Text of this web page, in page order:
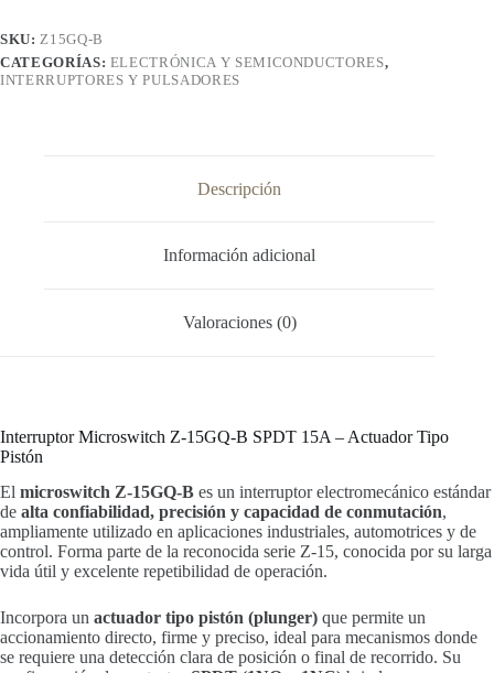
SKU: Z15GQ-B
CATEGORÍAS: ELECTRÓNICA Y SEMICONDUCTORES,
INTERRUPTORES Y PULSADORES
Descripción
Información adicional
Valoraciones (0)
Interruptor Microswitch Z-15GQ-B SPDT 15A – Actuador Tipo
Pistón
El microswitch Z-15GQ-B es un interruptor electromecánico estándar
de alta confiabilidad, precisión y capacidad de conmutación,
ampliamente utilizado en aplicaciones industriales, automotrices y de
control. Forma parte de la reconocida serie Z-15, conocida por su larga
vida útil y excelente repetibilidad de operación.
Incorpora un actuador tipo pistón (plunger) que permite un
accionamiento directo, firme y preciso, ideal para mecanismos donde
se requiere una detección clara de posición o final de recorrido. Su